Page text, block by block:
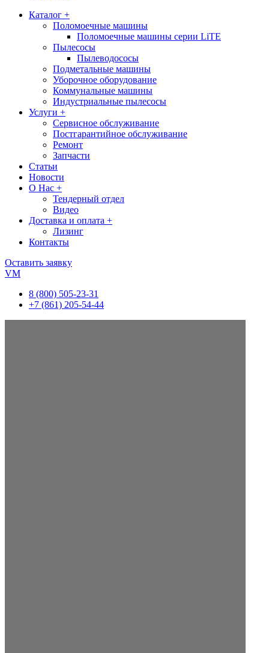
Каталог +
Поломоечные машины
Поломоечные машины серии LiTE
Пылесосы
Пылеводососы
Подметальные машины
Уборочное оборудование
Коммунальные машины
Индустриальные пылесосы
Услуги +
Сервисное обслуживание
Постгарантийное обслуживание
Ремонт
Запчасти
Статьи
Новости
О Нас +
Тендерный отдел
Видео
Доставка и оплата +
Лизинг
Контакты
Оставить заявку
VM
8 (800) 505-23-31
+7 (861) 205-54-44